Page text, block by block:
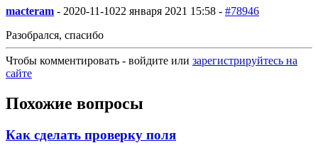
macteram - 2020-11-1022 января 2021 15:58 - #78946
Разобрался, спасибо
Чтобы комментировать - войдите или зарегистрируйтесь на
сайте
Похожие вопросы
Как сделать проверку поля